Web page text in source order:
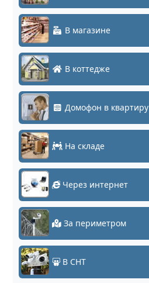
В магазине
В коттедже
Домофон в квартиру
На складе
Через интернет
За периметром
В СНТ